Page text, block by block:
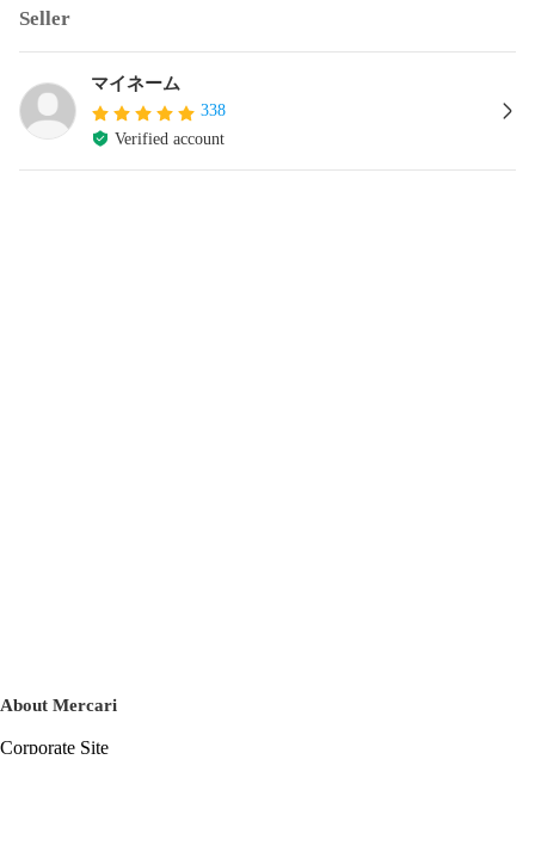
Seller
マイネーム
338
Verified account
About Mercari
Corporate Site